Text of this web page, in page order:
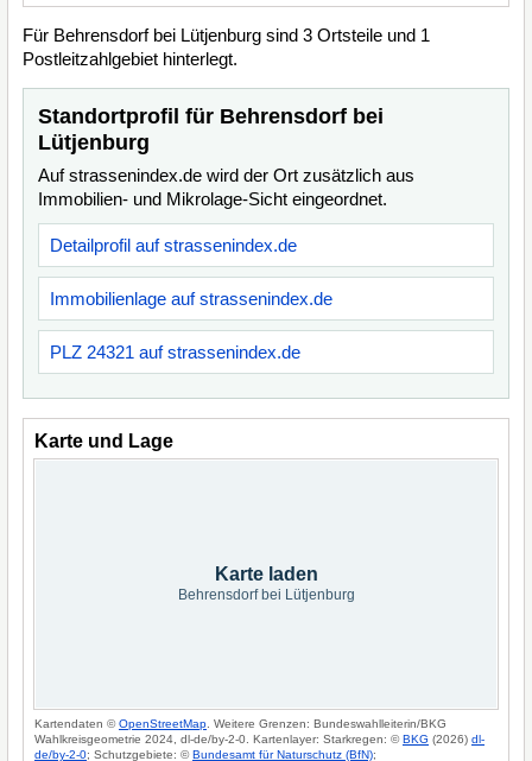
Für Behrensdorf bei Lütjenburg sind 3 Ortsteile und 1
Postleitzahlgebiet hinterlegt.
Standortprofil für Behrensdorf bei
Lütjenburg
Auf strassenindex.de wird der Ort zusätzlich aus
Immobilien- und Mikrolage-Sicht eingeordnet.
Detailprofil auf strassenindex.de
Immobilienlage auf strassenindex.de
PLZ 24321 auf strassenindex.de
Karte und Lage
Karte laden
Behrensdorf bei Lütjenburg
Kartendaten ©OpenStreetMap . Weitere Grenzen: Bundeswahlleiterin/BKG
Wahlkreisgeometrie 2024, dl-de/by-2-0. Kartenlayer: Starkregen: ©BKG (2026) dl-
de/by-2-0; Schutzgebiete: ©Bundesamt für Naturschutz (BfN);